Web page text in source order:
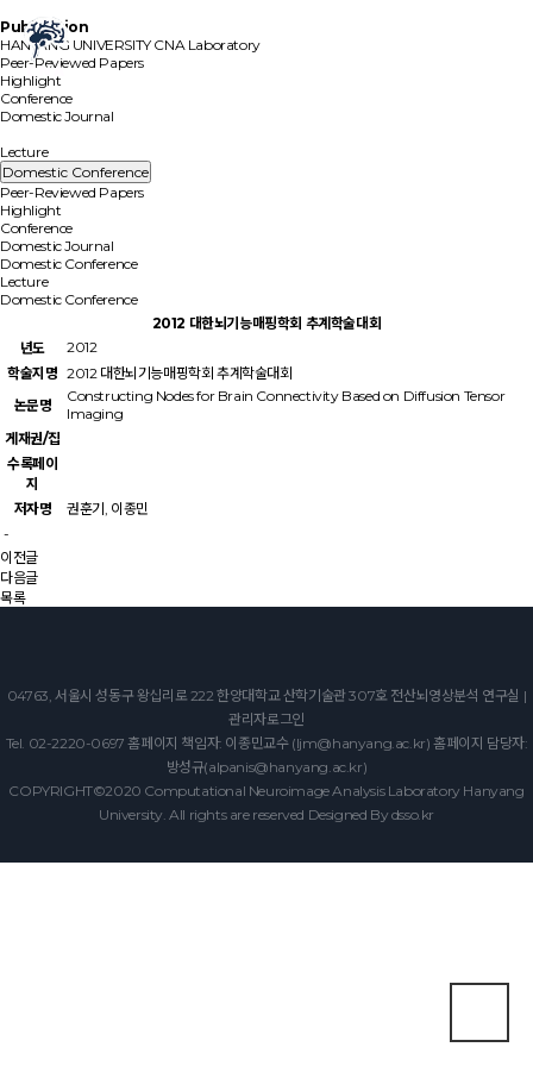
Publication
HANYANG UNIVERSITY CNA Laboratory
Peer-Reviewed Papers
Highlight
Conference
Domestic Journal
Lecture
Domestic Conference
Peer-Reviewed Papers
Highlight
Conference
Domestic Journal
Domestic Conference
Lecture
Domestic Conference
2012 대한뇌기능매핑학회 추계학술대회
년도
2012
학술지명 2012 대한뇌기능매핑학회 추계학술대회
논문명
Constructing Nodes for Brain Connectivity Based on Diffusion Tensor
Imaging
게재권/집
수록페이
지
저자명
권훈기, 이종민
-
이전글
다음글
목록
04763, 서울시 성동구 왕십리로 222 한양대학교 산학기술관 307호 전산뇌영상분석 연구실 |
관리자로그인
Tel. 02-2220-0697 홈페이지 책임자: 이종민교수 (ljm@hanyang.ac.kr) 홈페이지 담당자:
방성규(alpanis@hanyang.ac.kr)
COPYRIGHT©2020 Computational Neuroimage Analysis Laboratory Hanyang
University. All rights are reserved Designed By dsso.kr